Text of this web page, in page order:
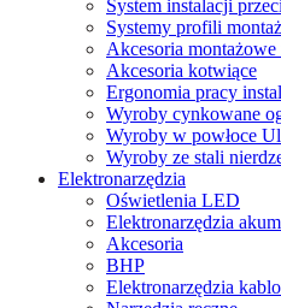
System instalacji
Systemy profili
Akcesoria montażowe
Akcesoria kotwiące
Ergonomia pracy
Wyroby cynkowane
Wyroby w powłoce
Wyroby ze stali
Elektronarzędzia
Oświetlenia LED
Elektronarzędzia
Akcesoria
BHP
Elektronarzędzia